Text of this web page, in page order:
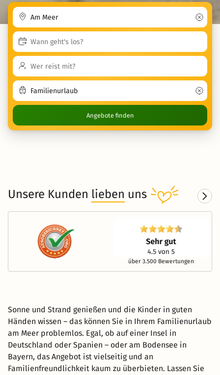
Angebote finden
Unsere Kunden lieben uns
über 3.500 Bewertungen
Sonne und Strand genießen und die Kinder in guten
Händen wissen – das können Sie in Ihrem Familienurlaub
am Meer problemlos. Egal, ob auf einer Insel in
Deutschland oder Spanien – oder am Bodensee in
Bayern, das Angebot ist vielseitig und an
Familienfreundlichkeit kaum zu überbieten. Lassen Sie